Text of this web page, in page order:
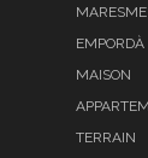
MARESME
EMPORDÀ
MAISON
TERRAIN